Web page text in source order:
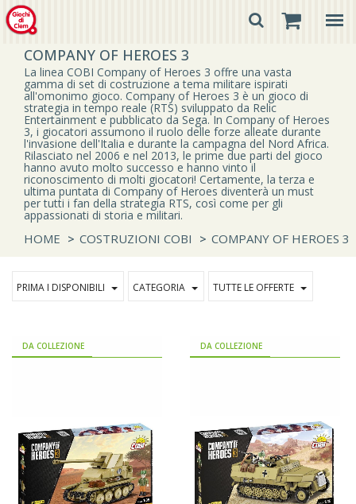
COMPANY OF HEROES 3
La linea COBI Company of Heroes 3 offre una vasta
gamma di set di costruzione a tema militare ispirati
all'omonimo gioco. Company of Heroes 3 è un gioco di
strategia in tempo reale (RTS) sviluppato da Relic
Entertainment e pubblicato da Sega. In Company of Heroes
3, i giocatori assumono il ruolo delle forze alleate durante
l'invasione dell'Italia e durante la campagna del Nord Africa.
Rilasciato nel 2006 e nel 2013, le prime due parti del gioco
hanno avuto molto successo e hanno vinto il
riconoscimento di molti giocatori! Certamente, la terza e
ultima puntata di Company of Heroes diventerà un must
per tutti i fan della strategia RTS, così come per gli
appassionati di storia e militari.
HOME > COSTRUZIONI COBI > COMPANY OF HEROES 3
PRIMA I DISPONIBILI CATEGORIA TUTTE LE OFFERTE
DA COLLEZIONE DA COLLEZIONE